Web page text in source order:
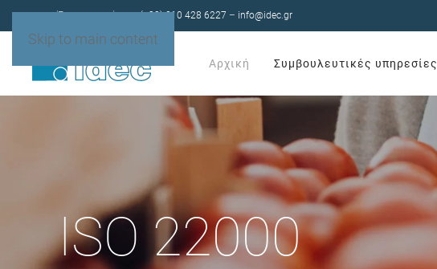
Skip to main content
Έχετε ερωτήσεις;(+30) 210 428 6227 – info@idec.gr
Αρχική Συμβουλευτικές υπηρεσίες
ISO 22000